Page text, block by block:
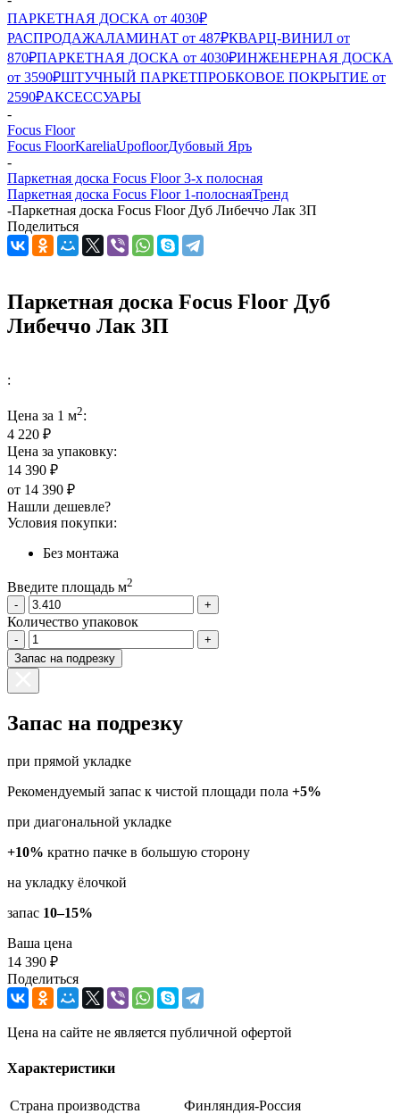
ПАРКЕТНАЯ ДОСКА от 4030₽
РАСПРОДАЖАЛАМИНАТ от 487₽КВАРЦ-ВИНИЛ от
870₽ПАРКЕТНАЯ ДОСКА от 4030₽ИНЖЕНЕРНАЯ ДОСКА
от 3590₽ШТУЧНЫЙ ПАРКЕТПРОБКОВОЕ ПОКРЫТИЕ от
2590₽АКСЕССУАРЫ
-
Focus Floor
Focus FloorKareliaUpofloorДубовый Яръ
-
Паркетная доска Focus Floor 3-х полосная
Паркетная доска Focus Floor 1-полоснаяТренд
-Паркетная доска Focus Floor Дуб Либеччо Лак 3П
Поделиться
Паркетная доска Focus Floor Дуб
Либеччо Лак 3П
:
Цена за 1 м2:
4 220 ₽
Цена за упаковку:
14 390 ₽
от 14 390 ₽
Нашли дешевле?
Условия покупки:
Без монтажа
Введите площадь м2
-
+
Количество упаковок
-
+
Запас на подрезку
Запас на подрезку
при прямой укладке
Рекомендуемый запас к чистой площади пола +5%
при диагональной укладке
+10% кратно пачке в большую сторону
на укладку ёлочкой
запас 10–15%
Ваша цена
14 390 ₽
Поделиться
Цена на сайте не является публичной офертой
Характеристики
Страна производства
Финляндия-Россия